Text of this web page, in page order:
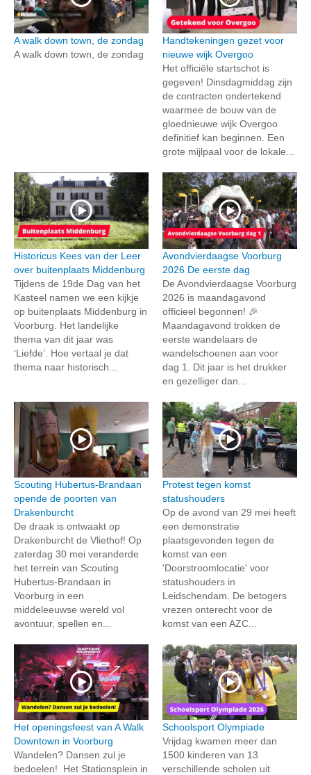
A walk down town, de zondag
A walk down town, de zondag
Handtekeningen gezet voor
nieuwe wijk Overgoo
Het officiële startschot is
gegeven! Dinsdagmiddag zijn
de contracten ondertekend
waarmee de bouw van de
gloednieuwe wijk Overgoo
definitief kan beginnen. Een
grote mijlpaal voor de lokale...
Historicus Kees van der Leer
over buitenplaats Middenburg
Tijdens de 19de Dag van het
Kasteel namen we een kijkje
op buitenplaats Middenburg in
Voorburg. Het landelijke
thema van dit jaar was
‘Liefde’. Hoe vertaal je dat
thema naar historisch...
Avondvierdaagse Voorburg
2026 De eerste dag
De Avondvierdaagse Voorburg
2026 is maandagavond
officieel begonnen! 🎉
Maandagavond trokken de
eerste wandelaars de
wandelschoenen aan voor
dag 1. Dit jaar is het drukker
en gezelliger dan...
Scouting Hubertus-Brandaan
opende de poorten van
Drakenburcht
De draak is ontwaakt op
Drakenburcht de Vliethof! Op
zaterdag 30 mei veranderde
het terrein van Scouting
Hubertus-Brandaan in
Voorburg in een
middeleeuwse wereld vol
avontuur, spellen en...
Protest tegen komst
statushouders
Op de avond van 29 mei heeft
een demonstratie
plaatsgevonden tegen de
komst van een
'Doorstroomlocatie' voor
statushouders in
Leidschendam. De betogers
vrezen onterecht voor de
komst van een AZC...
Het openingsfeest van A Walk
Downtown in Voorburg
Wandelen? Dansen zul je
bedoelen! Het Stationsplein in
Schoolsport Olympiade
Vrijdag kwamen meer dan
1500 kinderen van 13
verschillende scholen uit